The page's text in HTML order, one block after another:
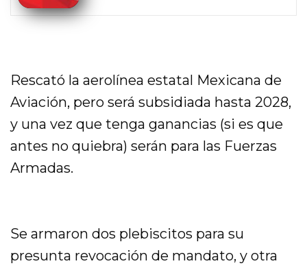
Rescató la aerolínea estatal Mexicana de
Aviación, pero será subsidiada hasta 2028,
y una vez que tenga ganancias (si es que
antes no quiebra) serán para las Fuerzas
Armadas.
Se armaron dos plebiscitos para su
presunta revocación de mandato, y otra